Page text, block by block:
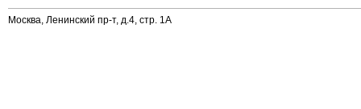
Москва, Ленинский пр-т, д.4, стр. 1А